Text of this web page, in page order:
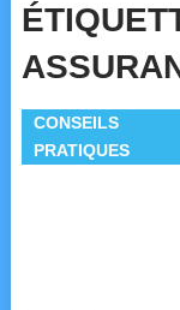
CONSEILS
PRATIQUES